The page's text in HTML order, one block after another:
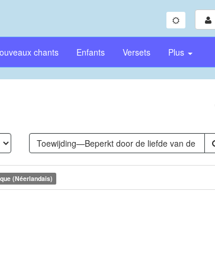
chants Enfants Versets Plus
(Néerlandais)